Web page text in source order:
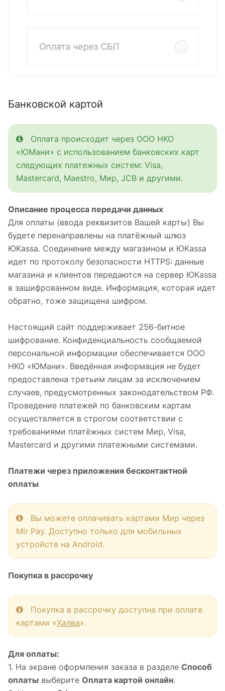
Банковской картой
Оплата происходит через ООО НКО
«ЮМани» с использованием банковских карт
следующих платежных систем: Visa,
Mastercard, Maestro, Мир, JCB и другими.
Описание процесса передачи данных
Для оплаты (ввода реквизитов Вашей карты) Вы
будете перенаправлены на платёжный шлюз
ЮKassa. Соединение между магазином и ЮKassa
идет по протоколу безопасности HTTPS: данные
магазина и клиентов передаются на сервер ЮKassa
в зашифрованном виде. Информация, которая идет
обратно, тоже защищена шифром.
Настоящий сайт поддерживает 256-битное
шифрование. Конфиденциальность сообщаемой
персональной информации обеспечивается ООО
НКО «ЮМани». Введённая информация не будет
предоставлена третьим лицам за исключением
случаев, предусмотренных законодательством РФ.
Проведение платежей по банковским картам
осуществляется в строгом соответствии с
требованиями платёжных систем Мир, Visa,
Mastercard и другими платежными системами.
Платежи через приложения бесконтактной
оплаты
Вы можете оплачивать картами Мир через
Mir Pay. Доступно только для мобильных
устройств на Android.
Покупка в рассрочку
Покупка в рассрочку доступна при оплате
картами «Халва».
Для оплаты:
1. На экране оформления заказа в разделе Способ
оплаты выберите Оплата картой онлайн.